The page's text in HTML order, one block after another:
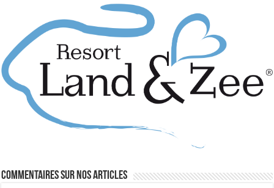
Commentaires sur nos articles